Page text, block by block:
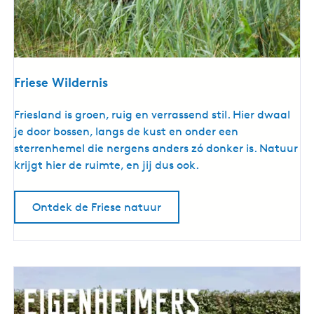
Friese Wildernis
F
r
i
e
d
r
Friesland is groen, ruig en verrassend stil. Hier dwaal
je door bossen, langs de kust en onder een
sterrenhemel die nergens anders zó donker is. Natuur
krijgt hier de ruimte, en jij dus ook.
Ontdek de Friese natuur